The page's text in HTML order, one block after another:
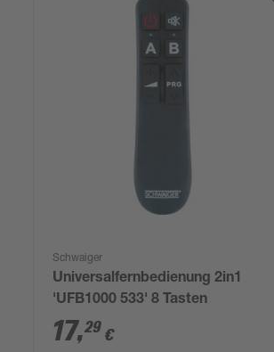
Schwaiger
Universalfernbedienung 2in1
'UFB1000 533' 8 Tasten
17,29 €